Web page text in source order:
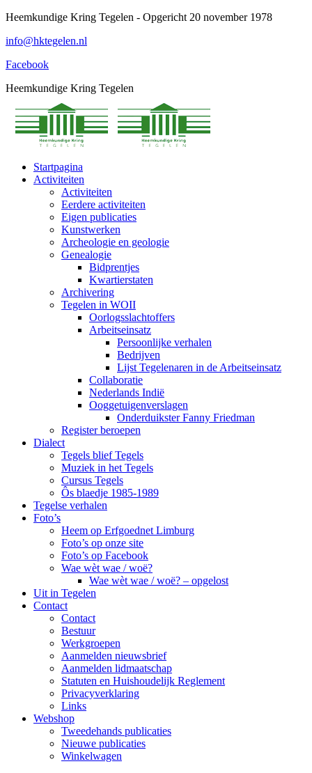
Spring
content
Heemkundige Kring Tegelen - Opgericht 20 november 1978
info@hktegelen.nl
Facebook
Heemkundige Kring Tegelen
Startpagina
Activiteiten
Activiteiten
Eerdere activiteiten
Eigen publicaties
Kunstwerken
Archeologie en geologie
Genealogie
Bidprentjes
Kwartierstaten
Archivering
Tegelen in WOII
Oorlogsslachtoffers
Arbeitseinsatz
Persoonlijke verhalen
Bedrijven
Lijst Tegelenaren in de Arbeitseinsatz
Collaboratie
Nederlands Indië
Ooggetuigenverslagen
Onderduikster Fanny Friedman
Register beroepen
Dialect
Tegels blief Tegels
Muziek in het Tegels
Cursus Tegels
Ôs blaedje 1985-1989
Tegelse verhalen
Foto’s
Heem op Erfgoednet Limburg
Foto’s op onze site
Foto’s op Facebook
Wae wèt wae / woë?
Wae wèt wae / woë? – opgelost
Uit in Tegelen
Contact
Contact
Bestuur
Werkgroepen
Aanmelden nieuwsbrief
Aanmelden lidmaatschap
Statuten en Huishoudelijk Reglement
Privacyverklaring
Links
Webshop
Tweedehands publicaties
Nieuwe publicaties
Winkelwagen